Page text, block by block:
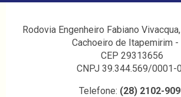
Rodovia Engenheiro Fabiano
Cachoeiro de Itapemirim -
CEP 29313656
CNPJ 39.344.569/0001-
Telefone: (28) 2102-